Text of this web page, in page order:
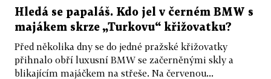
Hledá se papaláš. Kdo jel v černém BMW s
majákem skrze „Turkovu“ křižovatku?
Před několika dny se do jedné pražské křižovatky
přihnalo obří luxusní BMW se začerněnými skly a
blikajícím majáčkem na střeše. Na červenou...